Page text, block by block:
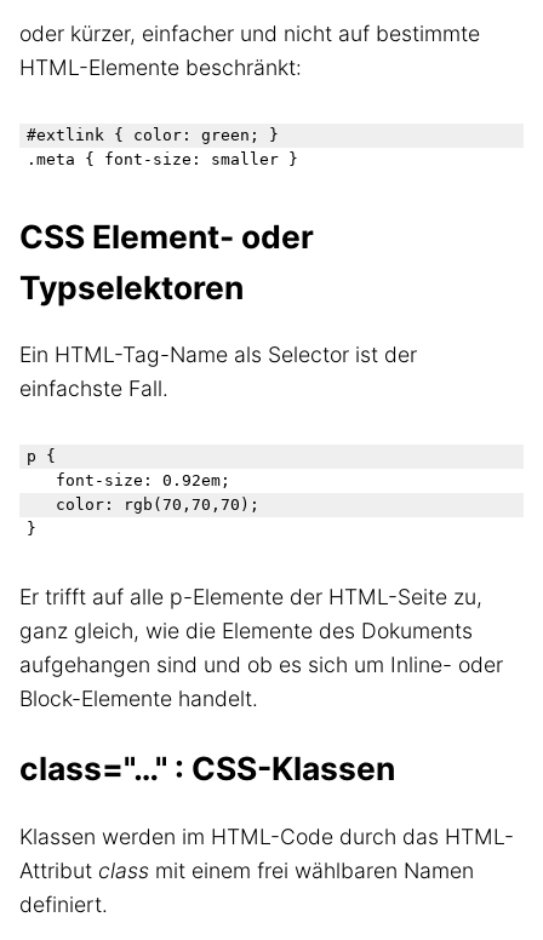
oder kürzer, einfacher und nicht auf bestimmte
HTML-Elemente beschränkt:
#extlink { color: green; }
CSS Element- oder
Typselektoren
Ein HTML-Tag-Name als Selector ist der
einfachste Fall.
p {
Er trifft auf alle p-Elemente der HTML-Seite zu,
ganz gleich, wie die Elemente des Dokuments
aufgehangen sind und ob es sich um Inline- oder
Block-Elemente handelt.
class="…" : CSS-Klassen
Klassen werden im HTML-Code durch das HTML-
Attribut class mit einem frei wählbaren Namen
definiert.